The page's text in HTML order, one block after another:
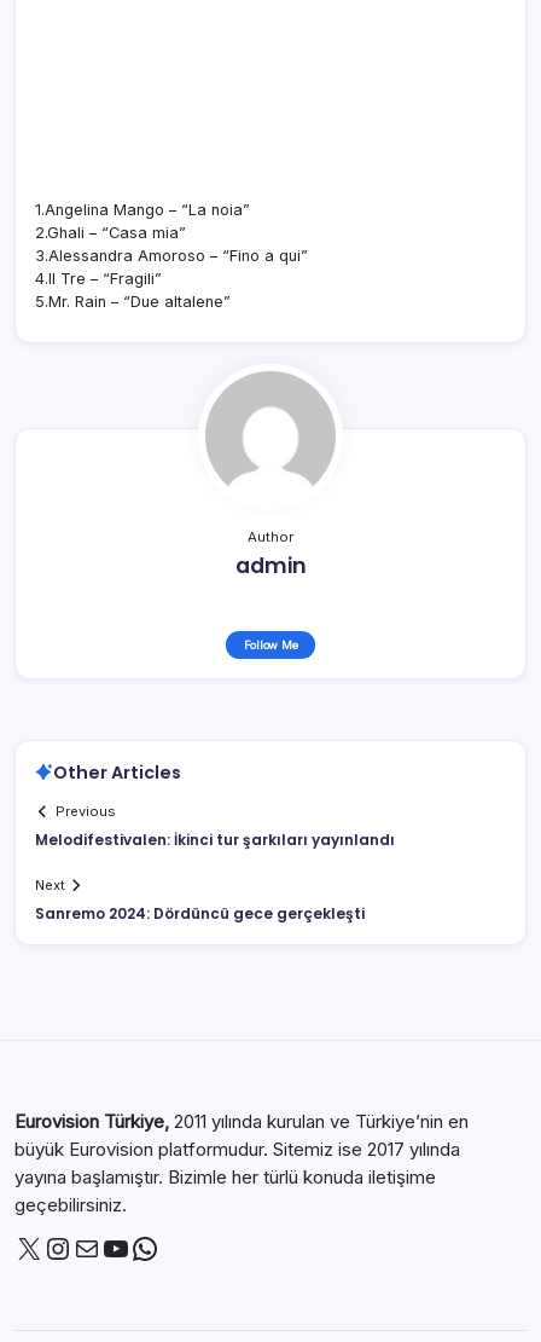
1.Angelina Mango – “La noia”
2.Ghali – “Casa mia”
3.Alessandra Amoroso – “Fino a qui”
4.Il Tre – “Fragili”
5.Mr. Rain – “Due altalene”
Author
admin
Follow Me
Other Articles
Previous
Melodifestivalen: İkinci tur şarkıları yayınlandı
Next
Sanremo 2024: Dördüncü gece gerçekleşti
Eurovision Türkiye, 2011 yılında kurulan ve Türkiye’nin en
büyük Eurovision platformudur. Sitemiz ise 2017 yılında
yayına başlamıştır. Bizimle her türlü konuda iletişime
geçebilirsiniz.